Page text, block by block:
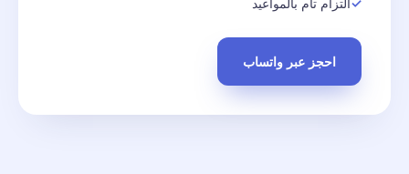
التزام تام بالمواعيد
احجز عبر واتساب